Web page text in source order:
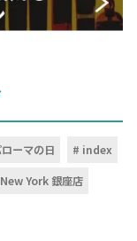
ーマの日
index
York 銀座店